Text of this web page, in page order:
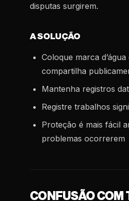
disputas surgirem.
A SOLUÇÃO
Coloque marca
compartilha
Mantenha registros
Registre trabalhos
Proteção é mais fácil
problemas ocorrerem
CONFUSÃO COM